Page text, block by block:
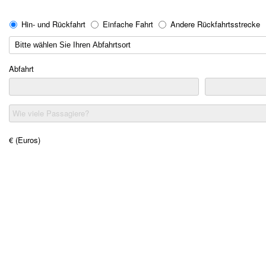
Hin- und Rückfahrt Einfache Fahrt Andere Rückfahrtsstrecke
Abfahrt
Wie viele Passagiere?
€ (Euros)